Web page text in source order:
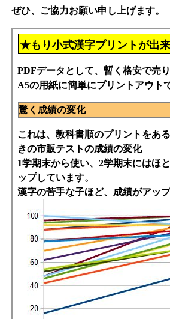
ぜひ、ご協力お願い申し上げます。